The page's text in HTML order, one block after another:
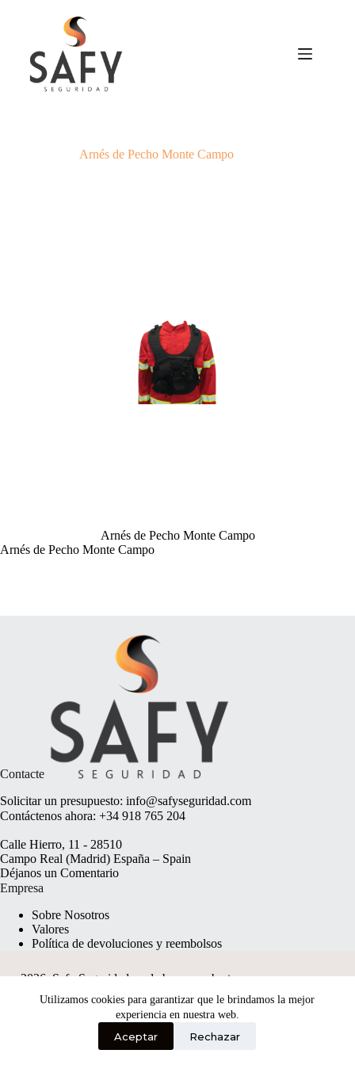
Utilizamos cookies para garantizar que le brindamos la mejor
experiencia en nuestra web.
Aceptar Rechazar
Arnés de Pecho Monte Campo
Arnés de Pecho Monte Campo
Arnés de Pecho Monte Campo
Contacte
Solicitar un presupuesto: info@safyseguridad.com
Contáctenos ahora: +34 918 765 204
Calle Hierro, 11 - 28510
Campo Real (Madrid) España – Spain
Déjanos un Comentario
Empresa
Sobre Nosotros
Valores
Política de devoluciones y reembolsos
2026, Safy Seguridad made byanyweb.pt